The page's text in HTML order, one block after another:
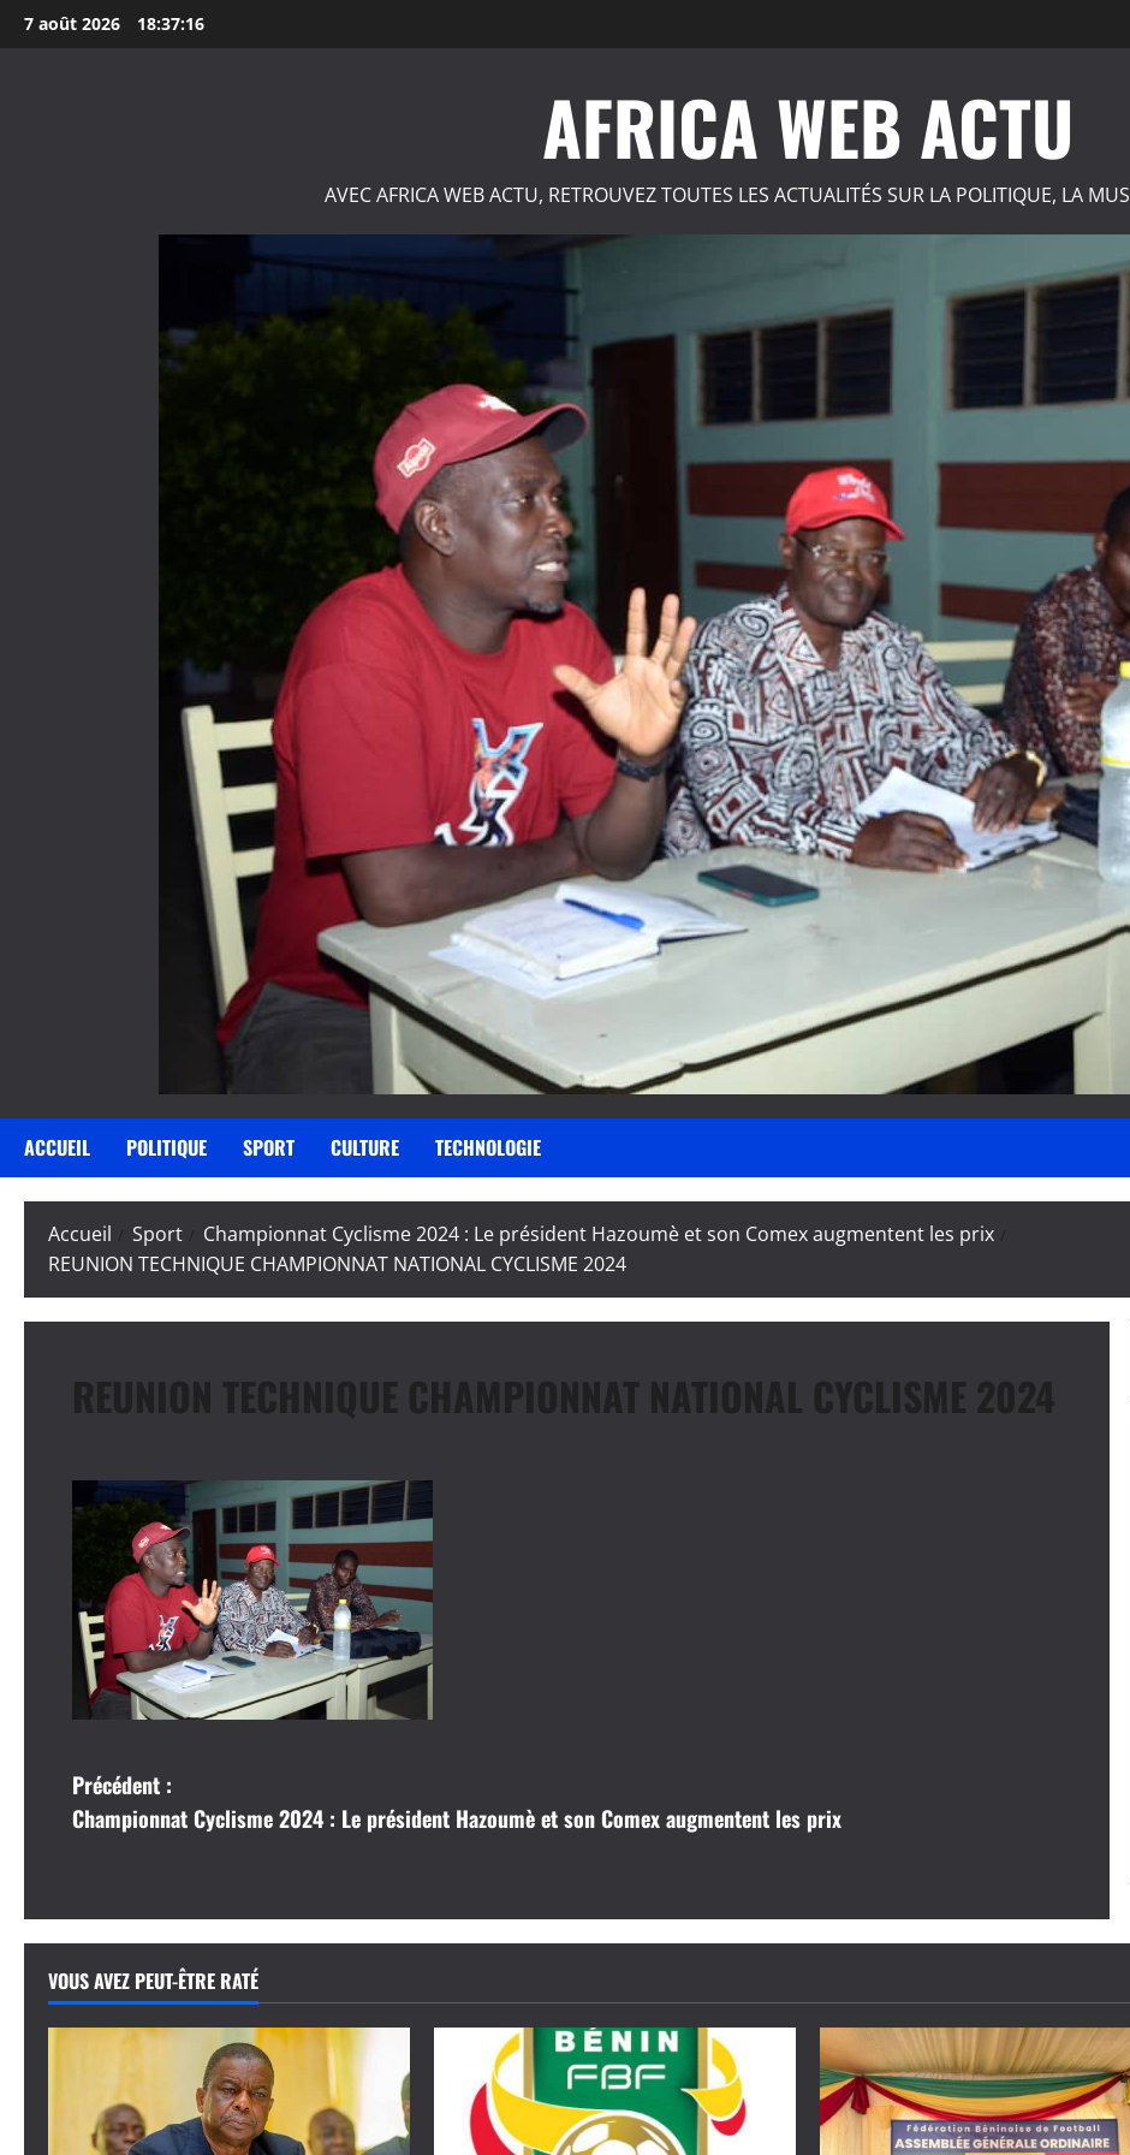
Aller
au
7 août 2026 18:37:17
AFRICA WEB ACTU
AVEC AFRICA WEB ACTU, RETROUVEZ TOUTES LES ACTUALITÉS SUR LA POLITIQUE, LA
ACCUEIL POLITIQUE SPORT CULTURE TECHNOLOGIE
Accueil Sport
Championnat Cyclisme 2024 : Le président Hazoumè et son Comex augmentent les prix
REUNION TECHNIQUE CHAMPIONNAT NATIONAL CYCLISME 2024
REUNION TECHNIQUE CHAMPIONNAT NATIONAL CYCLISME 2024
N
a
i
g
a
Précédent :
Championnat Cyclisme 2024 : Le président Hazoumè et son Comex augmentent les prix
VOUS AVEZ PEUT-ÊTRE RATÉ